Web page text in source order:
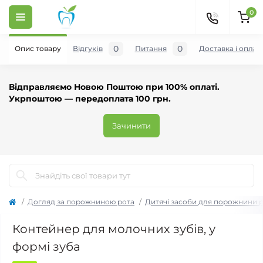
Відправляємо Новою Поштою при 100% оплаті.
Укрпоштою — передоплата 100 грн.
Зачинити
0
Догляд за порожниною рота Дитячі засоби для порожнини
Контейнер для молочних зубів, у
формі зуба
Опис товару Відгуків 0 Питання 0 Доставка і